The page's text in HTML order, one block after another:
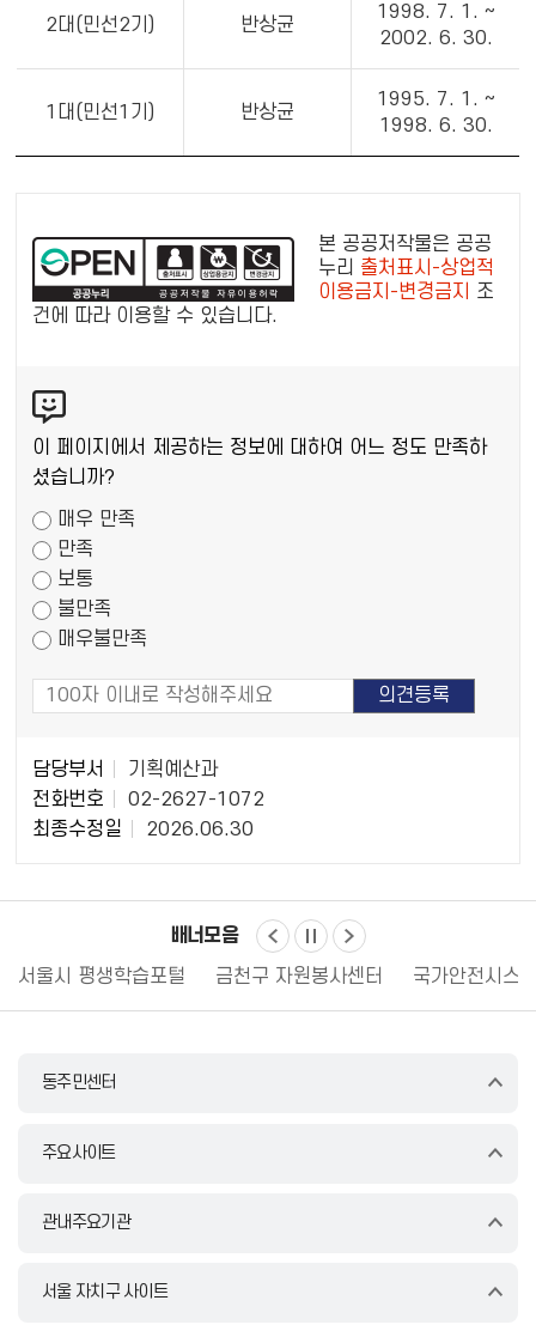
2대(민선2기) 반상균
1998. 7. 1. ~
2002. 6. 30.
1대(민선1기) 반상균
1995. 7. 1. ~
1998. 6. 30.
공
리
공
저
작
물
본 공공저작물은 공공
누리 출처표시-상업적
이용금지-변경금지
조
건에 따라 이용할 수 있습니다.
텐
츠
만
도
조
사
이 페이지에서 제공하는 정보에 대하여 어느 정도 만족하
셨습니까?
매우 만족
만족
보통
불만족
매우불만족
당
자
정
담당부서
기획예산과
전화번호
02-2627-1072
최종수정일
2026.06.30
배너모음
서울시 평생학습포털
금천구 자원봉사센터 국가안전시스
동주민센터
주요사이트
관내주요기관
서울 자치구 사이트